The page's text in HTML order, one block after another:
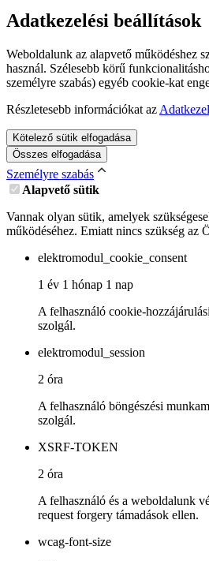
Adatkezelési beállítások
Weboldalunk az alapvető működéshez
használ. Szélesebb körű
személyre szabás) egyéb cookie-kat
Részletesebb információkat az
Kötelező sütik elfogadása
Összes elfogadása
Személyre szabás
Alapvető sütik
Vannak olyan sütik, amelyek
működéséhez. Emiatt nincs szükség az
elektromodul_cookie_consent
1 év 1 hónap 1 nap
A felhasználó cookie-
szolgál.
elektromodul_session
2 óra
A felhasználó böngészési
szolgál.
XSRF-TOKEN
2 óra
A felhasználó és a weboldalunk
request forgery támadások ellen.
wcag-font-size